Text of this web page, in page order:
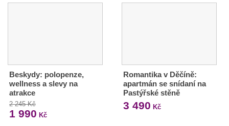
Beskydy: polopenze,
wellness a slevy na
atrakce
2 245 Kč
1 990 Kč
Romantika v Děčíně:
apartmán se snídaní na
Pastýřské stěně
3 490 Kč